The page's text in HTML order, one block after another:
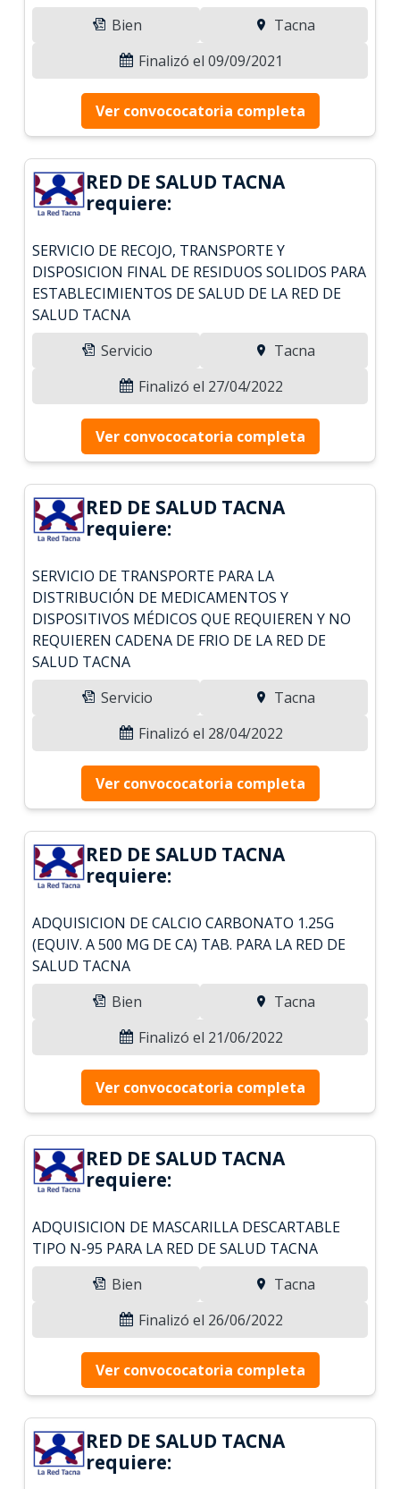
Bien
Tacna
Finalizó el 09/09/2021
Ver convococatoria completa
RED DE SALUD TACNA
requiere:
SERVICIO DE RECOJO, TRANSPORTE Y
DISPOSICION FINAL DE RESIDUOS SOLIDOS PARA
ESTABLECIMIENTOS DE SALUD DE LA RED DE
SALUD TACNA
Servicio
Tacna
Finalizó el 27/04/2022
Ver convococatoria completa
RED DE SALUD TACNA
requiere:
SERVICIO DE TRANSPORTE PARA LA
DISTRIBUCIÓN DE MEDICAMENTOS Y
DISPOSITIVOS MÉDICOS QUE REQUIEREN Y NO
REQUIEREN CADENA DE FRIO DE LA RED DE
SALUD TACNA
Servicio
Tacna
Finalizó el 28/04/2022
Ver convococatoria completa
RED DE SALUD TACNA
requiere:
ADQUISICION DE CALCIO CARBONATO 1.25G
(EQUIV. A 500 MG DE CA) TAB. PARA LA RED DE
SALUD TACNA
Bien
Tacna
Finalizó el 21/06/2022
Ver convococatoria completa
RED DE SALUD TACNA
requiere:
ADQUISICION DE MASCARILLA DESCARTABLE
TIPO N-95 PARA LA RED DE SALUD TACNA
Bien
Tacna
Finalizó el 26/06/2022
Ver convococatoria completa
RED DE SALUD TACNA
requiere: